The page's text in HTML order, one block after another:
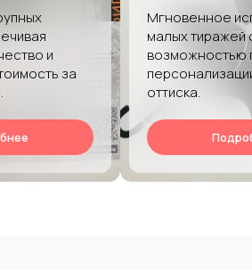
и
за
Мгновенное
малых тиражей
возможностью
оттиска.